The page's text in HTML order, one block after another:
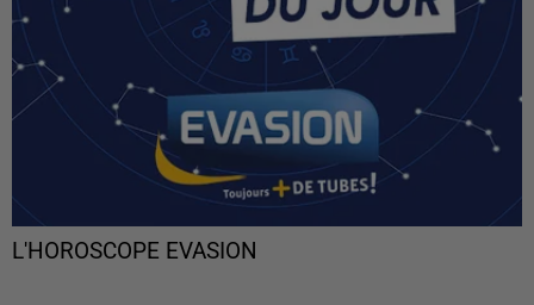
L'HOROSCOPE EVASION